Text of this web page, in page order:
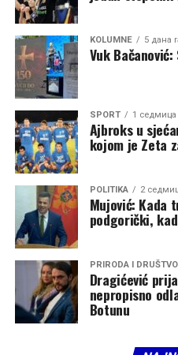
Izvor:DAN
KOLUMNE 5 дана
Vuk
SPORT 1
Ajbroks u
kojom je Zeta
POLITIKA 2
Mujović: Kada
podgorički,
PRIRODA I DRUŠTVO
Dragićević
nepropisno
Botunu